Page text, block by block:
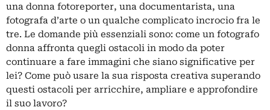
una donna fotoreporter, una documentarista, una
fotografa d’arte o un qualche complicato incrocio fra le
tre. Le domande più essenziali sono: come un fotografo
donna affronta quegli ostacoli in modo da poter
continuare a fare immagini che siano significative per
lei? Come può usare la sua risposta creativa superando
questi ostacoli per arricchire, ampliare e approfondire
il suo lavoro?